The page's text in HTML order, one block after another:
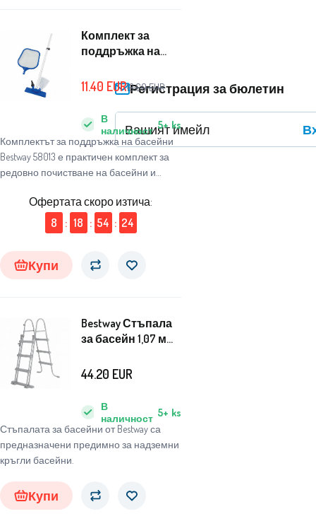
Комплект за
поддръжка на
58013
Комплектът за поддръжка на басейни
Bestway 58013 е практичен комплект за
редовно почистване на басейни и
В
наличност 5+ ks
11.40 EUR13.60EUR
Офертата скоро изтича:
8
: 18 : 54 : 23
Купи
Bestway Стъпала
за басейн 1,07 м
Стъпалата за басейни от Bestway са
предназначени предимно за надземни
кръгли басейни.
В
наличност 5+ ks
44.20 EUR
Купи
Регистрация за бюлетин